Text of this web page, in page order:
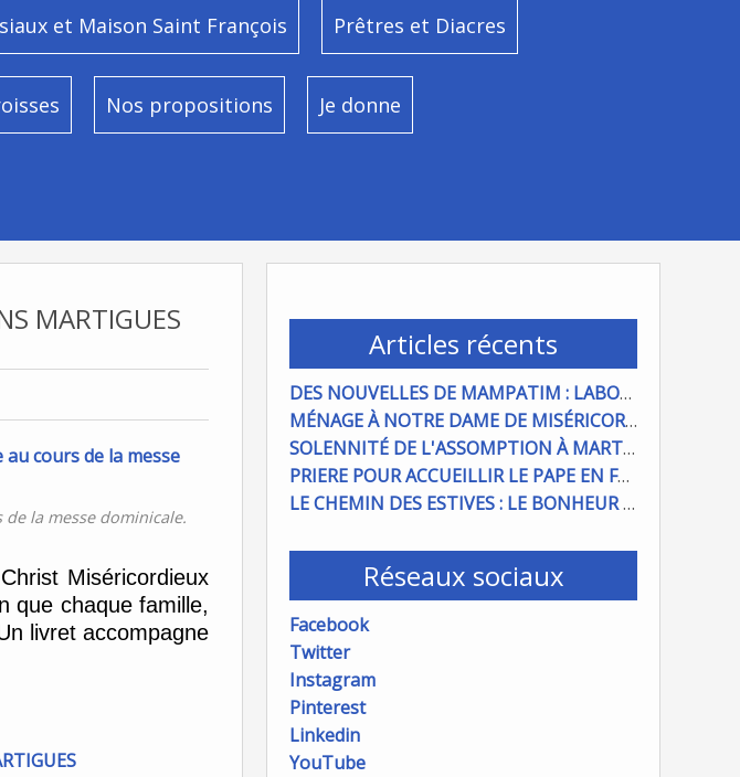
et Maison Saint François Prêtres et Diacres
Nos propositions Je donne
Articles récents
DES NOUVELLES DE MAMPATIM : LABOUR DU CHAMP PAROISSIAL
MÉNAGE À NOTRE DAME DE MISÉRICORDE : ON COMPTE SUR VOUS !
SOLENNITÉ DE L'ASSOMPTION À MARTIGUES ET PORT DE BOUC
PRIERE POUR ACCUEILLIR LE PAPE EN FRANCE
LE CHEMIN DES ESTIVES : LE BONHEUR À PORTÉE DE MAIN
Réseaux sociaux
Facebook
Twitter
Instagram
Pinterest
Linkedin
YouTube
MARTIGUES
la messe dominicale.
Miséricordieux
que chaque famille,
livret accompagne